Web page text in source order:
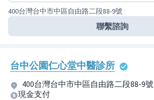
400台灣台中市中區自由路二段88-9號
聯繫諮詢
台中公園仁心堂中醫診所
400台灣台中市中區自由路二段88-9號
現金支付